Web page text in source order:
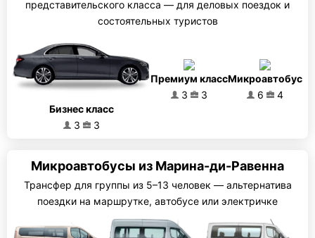
представительского класса — для деловых поездок и
состоятельных туристов
Бизнес класс
3
3
Премиум класс
3
3
Микроавтобус
6
4
Микроавтобусы из Марина-ди-Равенна
Трансфер для группы из 5–13 человек — альтернатива
поездки на маршрутке, автобусе или электричке